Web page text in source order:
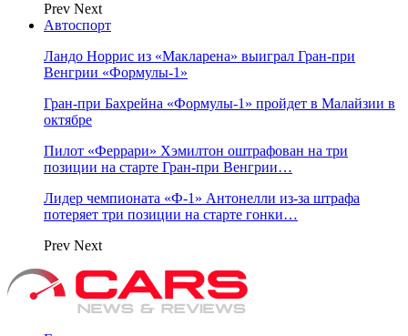
Prev Next
Автоспорт
Ландо Норрис из «Макларена» выиграл Гран‑при
Венгрии «Формулы‑1»
Гран‑при Бахрейна «Формулы‑1» пройдет в Малайзии в
октябре
Пилот «Феррари» Хэмилтон оштрафован на три
позиции на старте Гран‑при Венгрии…
Лидер чемпионата «Ф‑1» Антонелли из‑за штрафа
потеряет три позиции на старте гонки…
Prev Next